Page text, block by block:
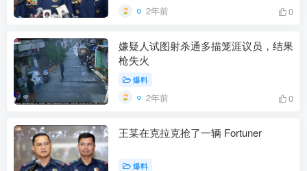
2年前 0
嫌疑人试图射杀通多描笼涯议员，结果
枪失火
爆料
2年前 0
王某在克拉克抢了一辆 Fortuner
爆料